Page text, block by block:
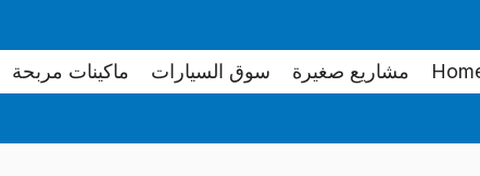
مشاريع صغيرة سوق السيارات ماكينات مربحة